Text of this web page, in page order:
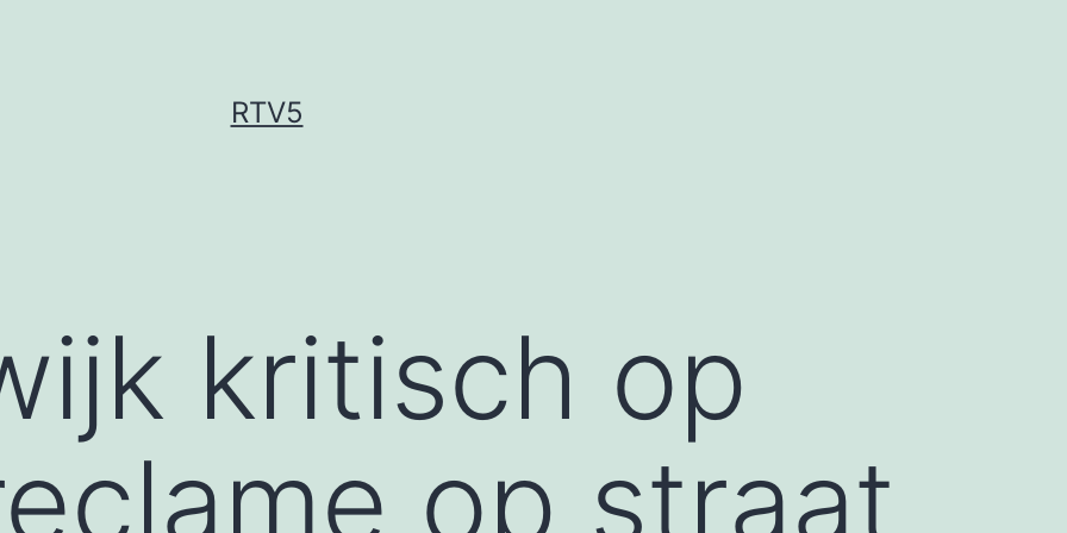
RTV5
kritisch op
op straat